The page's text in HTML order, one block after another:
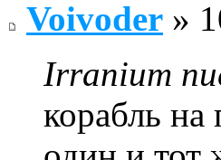
Voivoder »
Irranium
корабль